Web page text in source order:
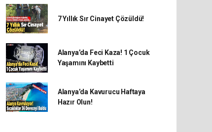
7 Yıllık Sır Cinayet Çözüldü!
Alanya’da Feci Kaza! 1 Çocuk
Yaşamını Kaybetti
Alanya’da Kavurucu Haftaya
Hazır Olun!